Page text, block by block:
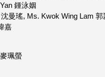
鍾泳姻
曼瑤, Ms. Kwok Wing Lam
嘉
珮螢